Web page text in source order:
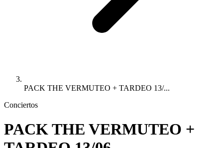
PACK THE VERMUTEO + TARDEO 13/...
Conciertos
PACK THE VERMUTEO +